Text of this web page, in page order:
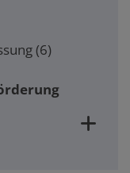
(6)